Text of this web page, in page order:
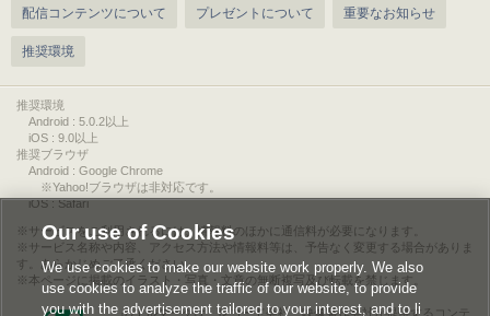
配信コンテンツについて プレゼントについて 重要なお知らせ
推奨環境
推奨環境
Android : 5.0.2以上
iOS : 9.0以上
推奨ブラウザ
Android : Google Chrome
※Yahoo!ブラウザは非対応です。
iOS : Safari
サービスをご利用されるには、情報料のほかに通信料が必要になります。
サービス名称や内容、アクセス方法や情報料等は、予告なく変更する場合がありま
す。あらかじめご了承ください。
本ページに掲載のイラスト・写真・文章の無断複写及び転載を禁じます。
このエルマークは、レコード会社・映像製作会社が提供するコンテ
Our use of Cookies
We use cookies to make our website work properly. We also
use cookies to analyze the traffic of our website, to provide
you with the advertisement tailored to your interest, and to li